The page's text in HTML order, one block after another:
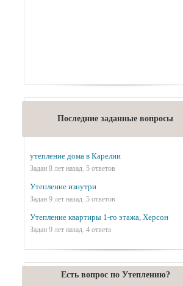
Последние заданные вопросы
утепление дома в Карелии
Задан 8 лет назад. 5 ответов
Утепление изнутри
Задан 9 лет назад. 5 ответов
Утепление квартиры 1-го этажа, Херсон
Задан 9 лет назад. 4 ответа
Есть вопрос по Утеплению?